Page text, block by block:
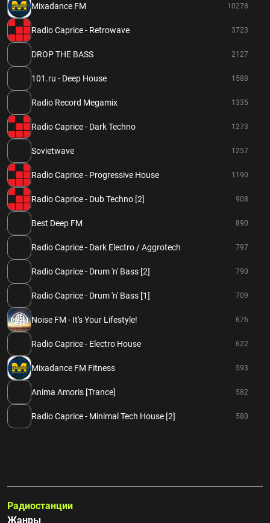
Mixadance FM 10278
Radio Caprice - Retrowave 3723
DROP THE BASS 2127
101.ru - Deep House 1588
Radio Record Megamix 1335
Radio Caprice - Dark Techno 1273
Sovietwave 1257
Radio Caprice - Progressive House 1190
Radio Caprice - Dub Techno [2] 908
Best Deep FM 890
Radio Caprice - Dark Electro / Aggrotech 797
Radio Caprice - Drum 'n' Bass [2] 790
Radio Caprice - Drum 'n' Bass [1] 709
Noise FM - It's Your Lifestyle! 676
Radio Caprice - Electro House 622
Mixadance FM Fitness 593
Anima Amoris [Trance] 582
Radio Caprice - Minimal Tech House [2] 580
Радиостанции
Жанры